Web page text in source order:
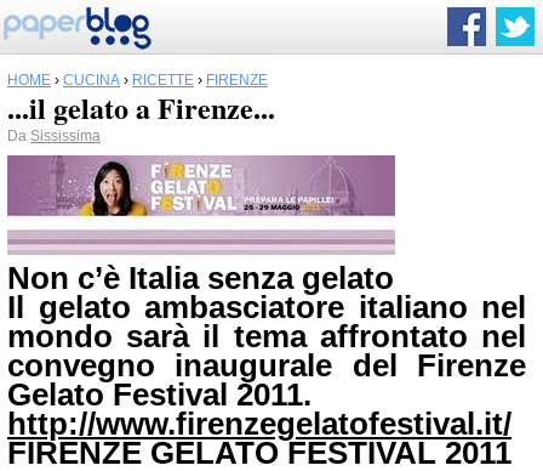
HOME › CUCINA › RICETTE › FIRENZE
...il gelato a Firenze...
Da Sississima
Non c’è Italia senza gelato
Il gelato ambasciatore italiano nel
mondo sarà il tema affrontato nel
convegno inaugurale del Firenze
Gelato Festival 2011.
http://www.firenzegelatofestival.it/
FIRENZE GELATO FESTIVAL 2011